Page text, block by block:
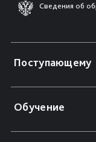
Сведения об
Поступающему
Обучение